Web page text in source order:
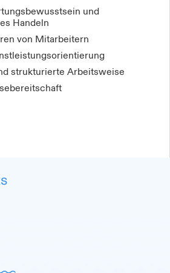
und
Handeln
von Mitarbeitern
strukturierte Arbeitsweise